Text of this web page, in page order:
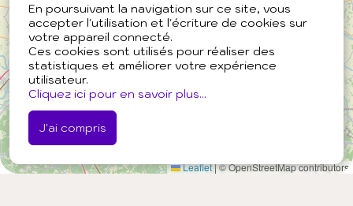
En poursuivant la navigation sur ce site, vous
accepter l'utilisation et l'écriture de cookies sur
votre appareil connecté.
Ces cookies sont utilisés pour réaliser des
statistiques et améliorer votre expérience
utilisateur.
Cliquez ici pour en savoir plus...
J'ai compris
Leaflet|© OpenStreetMap contributors